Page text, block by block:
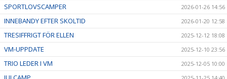
SPORTLOVSCAMPER 2026-01-26 14:56
INNEBANDY EFTER SKOLTID 2026-01-20 12:58
TRESIFFRIGT FÖR ELLEN 2025-12-12 18:08
VM-UPPDATE 2025-12-10 23:56
TRIO LEDER I VM 2025-12-05 10:00